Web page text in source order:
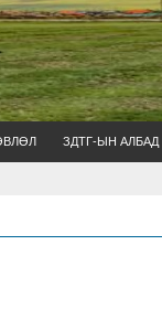
ЗДТГ-ЫН АЛБАД